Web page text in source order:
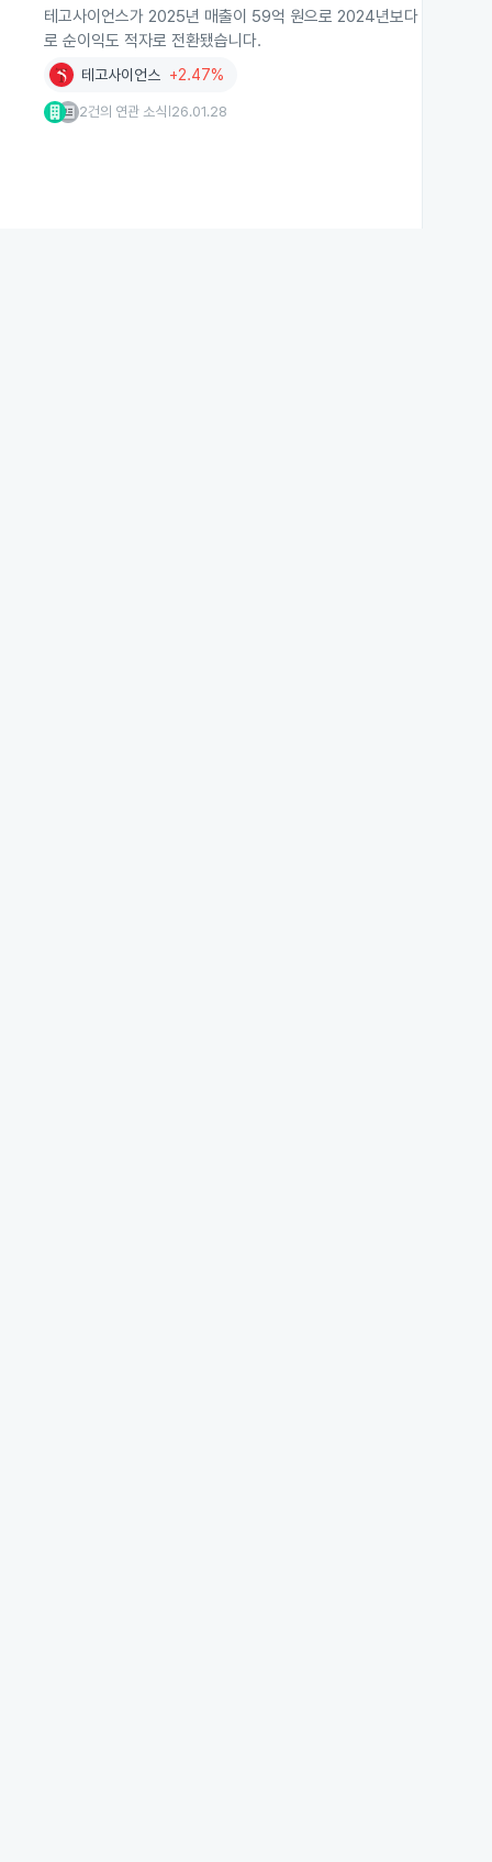
테고사이언스가 2025년 매출이 59억 원으로 2024년보다 12.11%
로 순이익도 적자로 전환됐습니다.
테고사이언스 +2.47%
2건의 연관 소식 26.01.28